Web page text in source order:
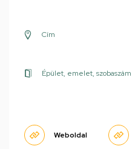
Cím
Épület, emelet, szobaszám
Weboldal